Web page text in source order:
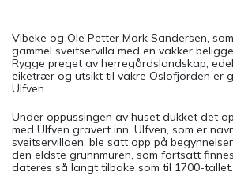
Vibeke og Ole Petter Mork Sandersen,
gammel sveitservilla med en vakker
Rygge preget av herregårdslandskap,
eiketrær og utsikt til vakre Oslofjorden er
Ulfven.
Under oppussingen av huset dukket det
med Ulfven gravert inn. Ulfven, som er
sveitservillaen, ble satt opp på
den eldste grunnmuren, som fortsatt
dateres så langt tilbake som til 1700-tallet.